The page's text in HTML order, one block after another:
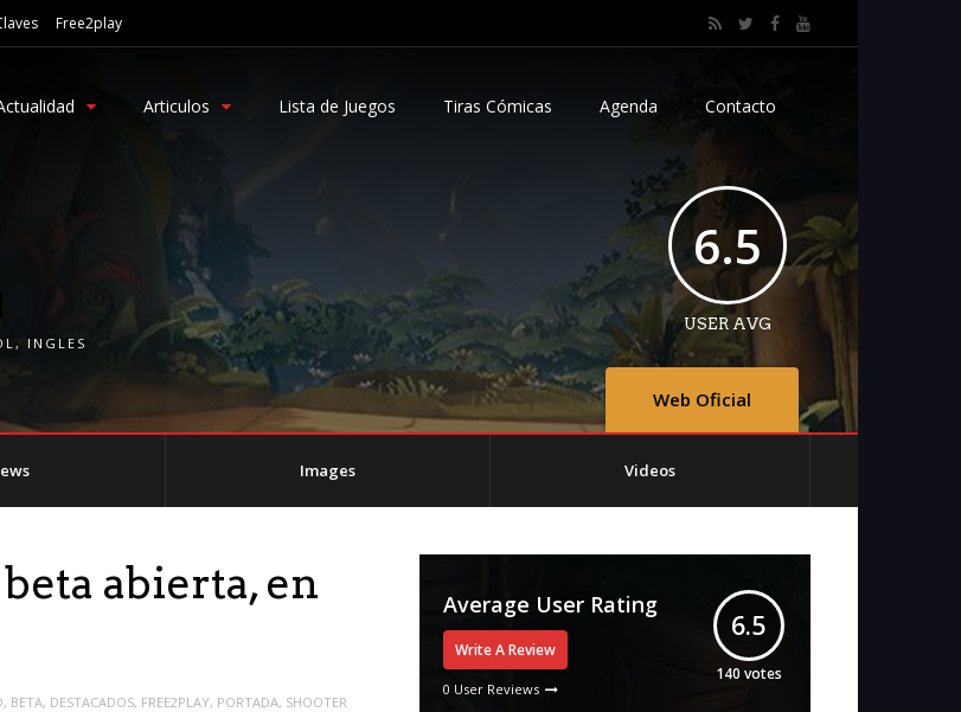
Free2play
Articulos Lista de Juegos Tiras Cómicas Agenda Contacto
, INGLES
Web Oficial
6.5
USER AVG
Images Videos
abierta, en
, BETA, DESTACADOS, FREE2PLAY, PORTADA, SHOOTER
Average User Rating
Write A Review
0 User Reviews
6.5
140votes